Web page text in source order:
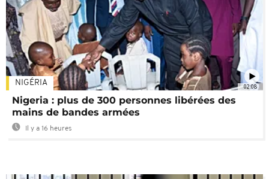
02:08
NIGÉRIA
Nigeria : plus de 300 personnes libérées des
mains de bandes armées
Il y a 16 heures